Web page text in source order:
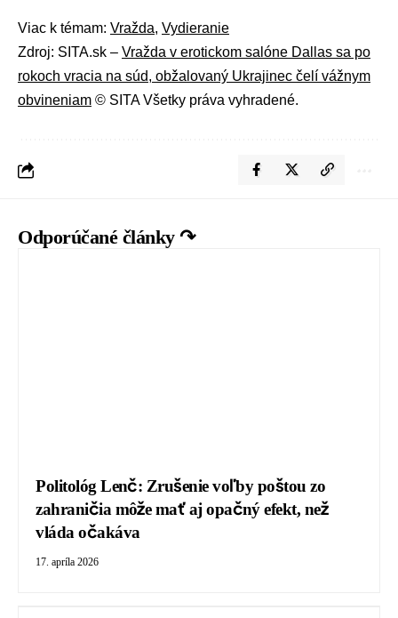
Viac k témam: Vražda, Vydieranie
Zdroj: SITA.sk – Vražda v erotickom salóne Dallas sa po
rokoch vracia na súd, obžalovaný Ukrajinec čelí vážnym
obvineniam © SITA Všetky práva vyhradené.
Odporúčané články ↷
Politológ Lenč: Zrušenie voľby poštou zo
zahraničia môže mať aj opačný efekt, než
vláda očakáva
17. apríla 2026